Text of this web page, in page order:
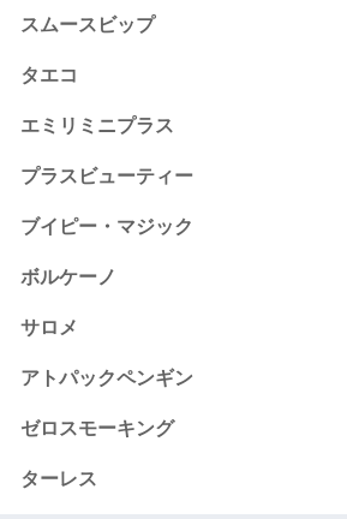
スムースビップ
タエコ
エミリミニプラス
プラスビューティー
ブイピー・マジック
ボルケーノ
サロメ
アトパックペンギン
ゼロスモーキング
ターレス